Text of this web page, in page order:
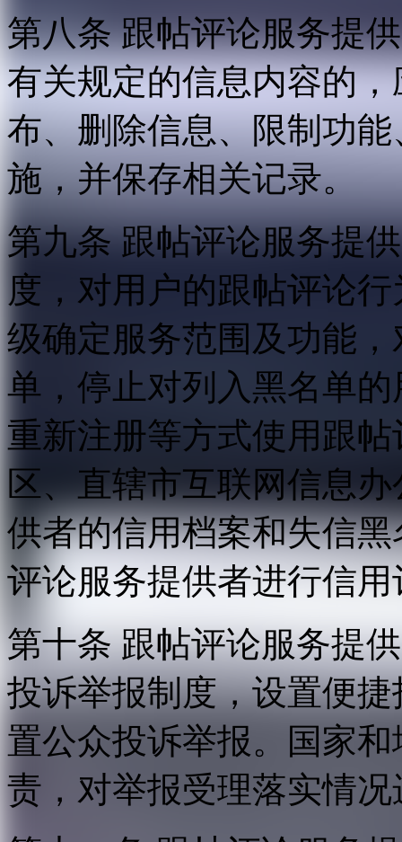
第八条 跟帖评论服务提
有关规定的信息内容的
布、删除信息、限制功
施，并保存相关记录。
第九条 跟帖评论服务提
度，对用户的跟帖评论
级确定服务范围及功能
单，停止对列入黑名单
重新注册等方式使用跟
区、直辖市互联网信息
供者的信用档案和失信
评论服务提供者进行信用
第十条 跟帖评论服务提
投诉举报制度，设置便
置公众投诉举报。国家
责，对举报受理落实情